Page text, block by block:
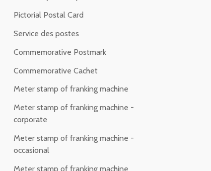
Pictorial Postal Card
Service des postes
Commemorative Postmark
Commemorative Cachet
Meter stamp of franking machine
Meter stamp of franking machine -
corporate
Meter stamp of franking machine -
occasional
Meter stamp of franking machine